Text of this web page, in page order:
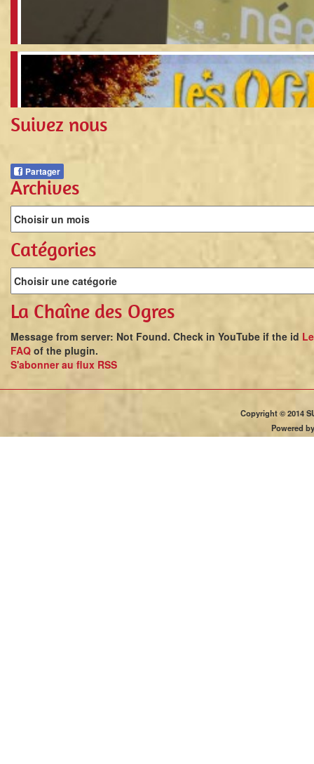
Le Montélimar des Ogres
Blog Vidéo « Joyeux Bordel » – Etape 16
Suivez nous
Partager
Archives
Catégories
La Chaîne des Ogres
Message from server: Not Found. Check in YouTube if the id
FAQ of the plugin.
S'abonner au flux RSS
Copyright © 2014
Powered